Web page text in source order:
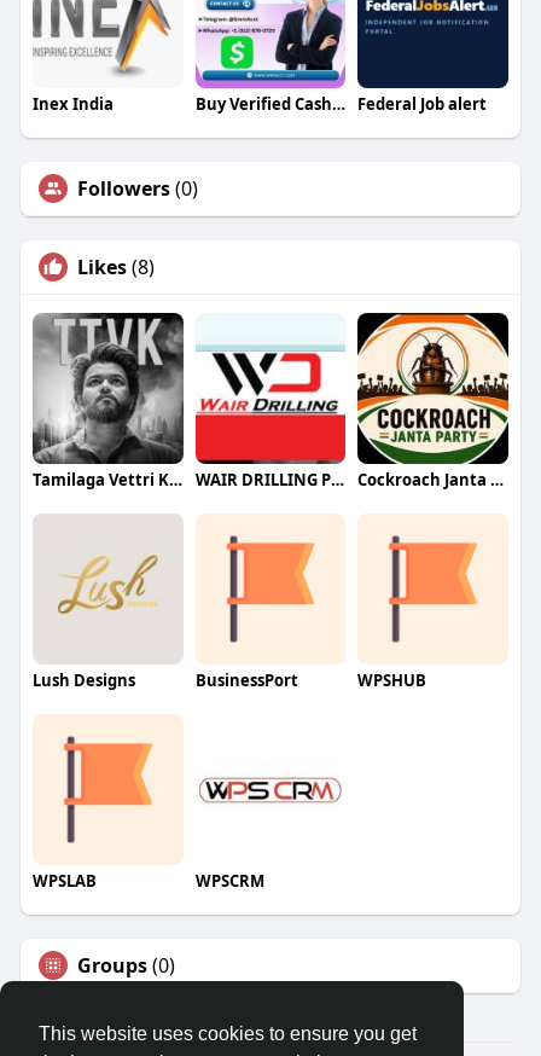
This website uses cookies to ensure you get
Inex India Buy Verified Cash App Accounts Federal Job alert
Followers(0)
Likes(8)
Tamilaga Vettri Kazhagam (TVK) WAIR DRILLING PTY LTD Cockroach Janta Party (CJP)
Lush Designs BusinessPort WPSHUB
WPSLAB WPSCRM
Groups(0)